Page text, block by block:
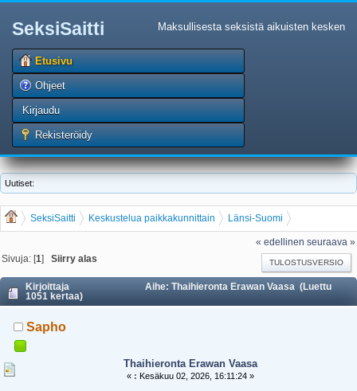
SeksiSaitti Maksullisesta seksistä aikuisten kesken
Etusivu
Ohjeet
Kirjaudu
Rekisteröidy
Uutiset:
SeksiSaitti Keskustelua paikkakunnittain
Länsi-Suomi
Thaihieronta Erawan Vaasa
« edellinen seuraava »
TULOSTUSVERSIO
Sivuja: [1]Siirry alas
Kirjoittaja
Aihe: Thaihieronta Erawan Vaasa (Luettu
1051 kertaa)
Sapho
Thaihieronta Erawan Vaasa
« : Kesäkuu 02, 2026, 16:11:24 »